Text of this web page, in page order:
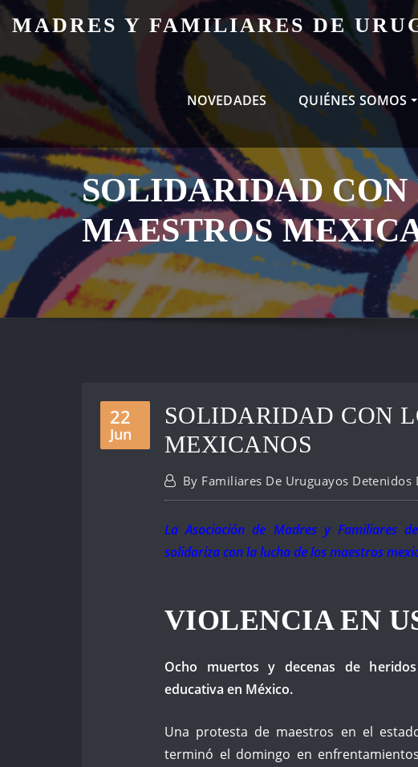
Skip
content
MADRES Y FAMILIARES DE
NOVEDADES QUIÉNES SOMOS
SOLIDARIDAD CON
MAESTROS
22
Jun
SOLIDARIDAD CON
MEXICANOS
By Familiares De Uruguayos Detenidos
La Asociación de Madres y Familiares
solidariza con la lucha de los maestros
VIOLENCIA EN
Ocho muertos y decenas de
educativa en México.
Una protesta de maestros en el
terminó el domingo en